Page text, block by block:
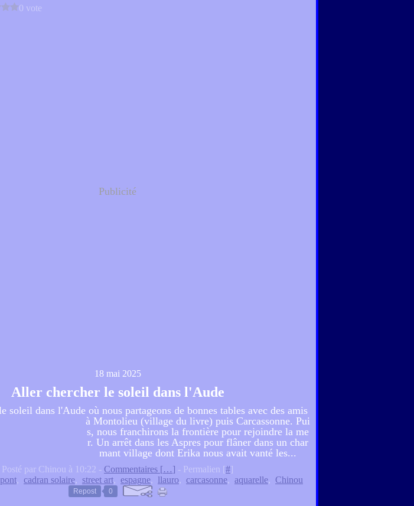
0 vote
Publicité
18 mai 2025
Aller chercher le soleil dans l'Aude
où nous partageons de bonnes tables avec des amis
à Montolieu (village du livre) puis Carcassonne. Pui
s, nous franchirons la frontière pour rejoindre la me
r. Un arrêt dans les Aspres pour flâner dans un char
mant village dont Erika nous avait vanté les...
Posté par Chinou à 10:22 - Commentaires […] - Permalien [#]
pont, cadran solaire, street art, espagne, llauro, carcasonne, aquarelle, Chinou
Repost 0